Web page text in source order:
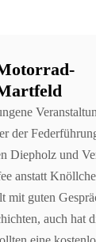
der
Diepholz und
anstatt
mit guten
auch hat